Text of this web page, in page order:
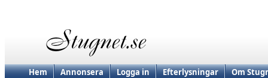
Hem Annonsera Logga in Efterlysningar Om